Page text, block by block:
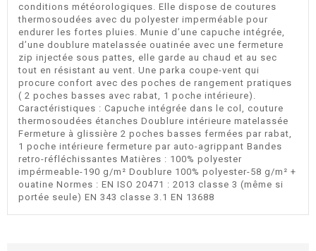
conditions météorologiques. Elle dispose de coutures
thermosoudées avec du polyester imperméable pour
endurer les fortes pluies. Munie d’une capuche intégrée,
d’une doublure matelassée ouatinée avec une fermeture
zip injectée sous pattes, elle garde au chaud et au sec
tout en résistant au vent. Une parka coupe-vent qui
procure confort avec des poches de rangement pratiques
( 2 poches basses avec rabat, 1 poche intérieure).
Caractéristiques : Capuche intégrée dans le col, couture
thermosoudées étanches Doublure intérieure matelassée
Fermeture à glissière 2 poches basses fermées par rabat,
1 poche intérieure fermeture par auto-agrippant Bandes
retro-réfléchissantes Matières : 100% polyester
impérmeable-190 g/m² Doublure 100% polyester-58 g/m² +
ouatine Normes : EN ISO 20471 : 2013 classe 3 (même si
portée seule) EN 343 classe 3.1 EN 13688